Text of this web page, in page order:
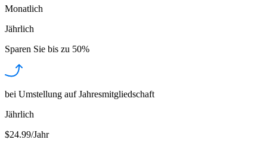
Monatlich
Jährlich
Sparen Sie bis zu 50%
bei Umstellung auf Jahresmitgliedschaft
Jährlich
$24.99/Jahr